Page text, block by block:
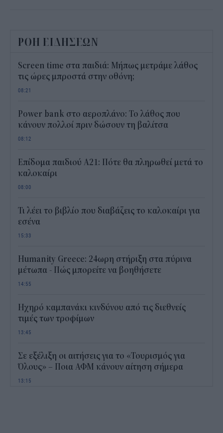
ΡΟΗ ΕΙΔΗΣΕΩΝ
Screen time στα παιδιά: Μήπως μετράμε λάθος
τις ώρες μπροστά στην οθόνη;
08:21
Power bank στο αεροπλάνο: Το λάθος που
κάνουν πολλοί πριν δώσουν τη βαλίτσα
08:12
Επίδομα παιδιού Α21: Πότε θα πληρωθεί μετά το
καλοκαίρι
08:00
Τι λέει το βιβλίο που διαβάζεις το καλοκαίρι για
εσένα
15:33
Humanity Greece: 24ωρη στήριξη στα πύρινα
μέτωπα - Πώς μπορείτε να βοηθήσετε
14:55
Ηχηρό καμπανάκι κινδύνου από τις διεθνείς
τιμές των τροφίμων
13:45
Σε εξέλιξη οι αιτήσεις για το «Τουρισμός για
Όλους» – Ποια ΑΦΜ κάνουν αίτηση σήμερα
13:15